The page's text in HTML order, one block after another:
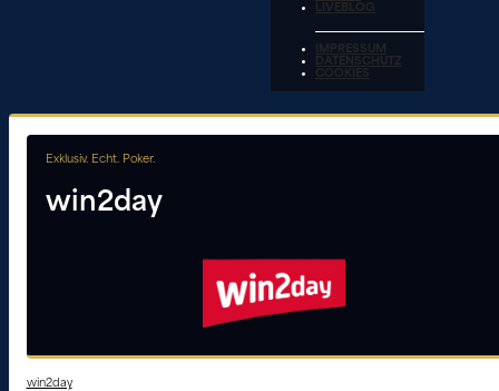
LIVEBLOG
IMPRESSUM
DATENSCHUTZ
COOKIES
Exklusiv. Echt. Poker.
win2day
win2day